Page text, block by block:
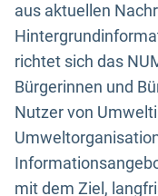
aus aktuellen
richtet sich das
Bürgerinnen und
Nutzer von
mit dem Ziel,